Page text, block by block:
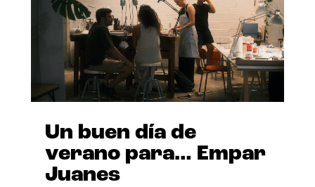
Un buen día de
verano para… Empar
Juanes